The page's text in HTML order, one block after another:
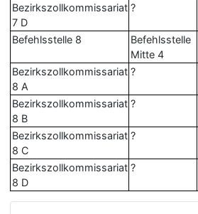
Bezirkszollkommissariat
7 D
?
Befehlsstelle 8
Befehlsstelle
Mitte 4
Bezirkszollkommissariat
8 A
?
Bezirkszollkommissariat
8 B
?
Bezirkszollkommissariat
8 C
?
Bezirkszollkommissariat
8 D
?